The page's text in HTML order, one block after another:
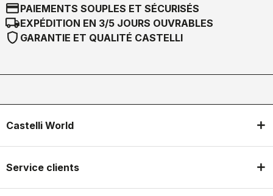
credit_cardPAIEMENTS SOUPLES ET SÉCURISÉS
local_shippingEXPÉDITION EN 3/5 JOURS OUVRABLES
shield GARANTIE ET QUALITÉ CASTELLI
Castelli World
Service clients